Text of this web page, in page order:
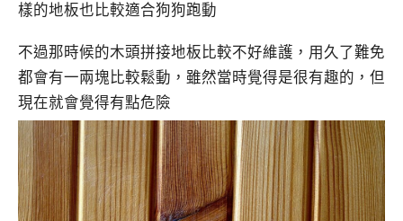
樣的地板也比較適合狗狗跑動
不過那時候的木頭拼接地板比較不好維護，用久了難免
都會有一兩塊比較鬆動，雖然當時覺得是很有趣的，但
現在就會覺得有點危險